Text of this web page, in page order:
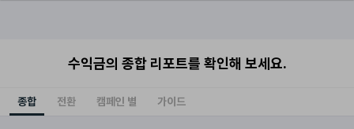
수익금의 종합 리포트를 확인해 보세요.
종합 전환 캠페인 별 가이드